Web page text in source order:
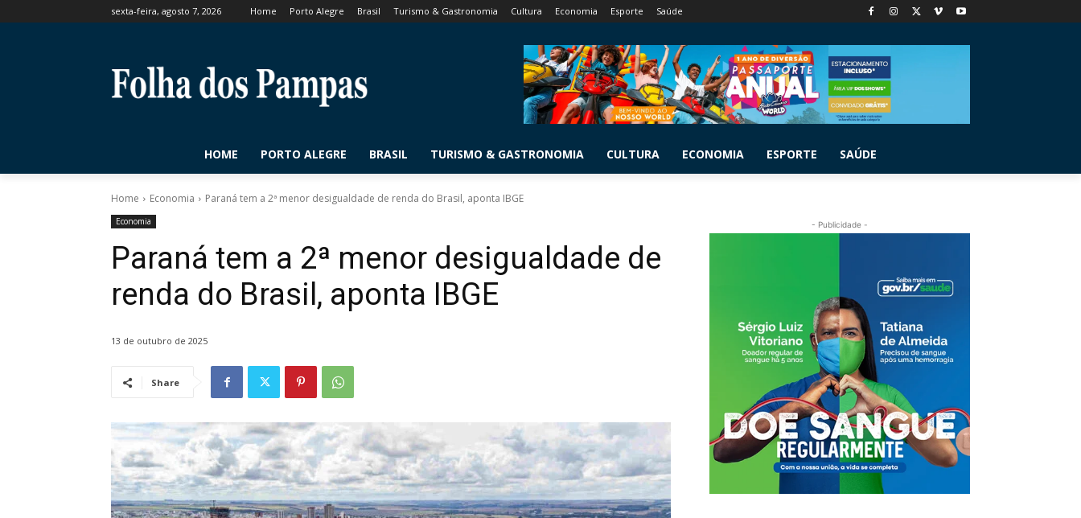
sexta-feira, agosto 7, 2026 Home Porto Alegre Brasil Turismo & Gastronomia Cultura Economia Esporte Saúde
HOME PORTO ALEGRE BRASIL TURISMO & GASTRONOMIA CULTURA ECONOMIA ESPORTE SAÚDE
Home Economia Paraná tem a 2ª menor desigualdade de renda do Brasil, aponta IBGE
Economia
Paraná tem a 2ª menor desigualdade de
renda do Brasil, aponta IBGE
13 de outubro de 2025
Share
- Publicidade -